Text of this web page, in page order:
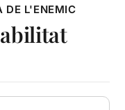
DE L'ENEMIC